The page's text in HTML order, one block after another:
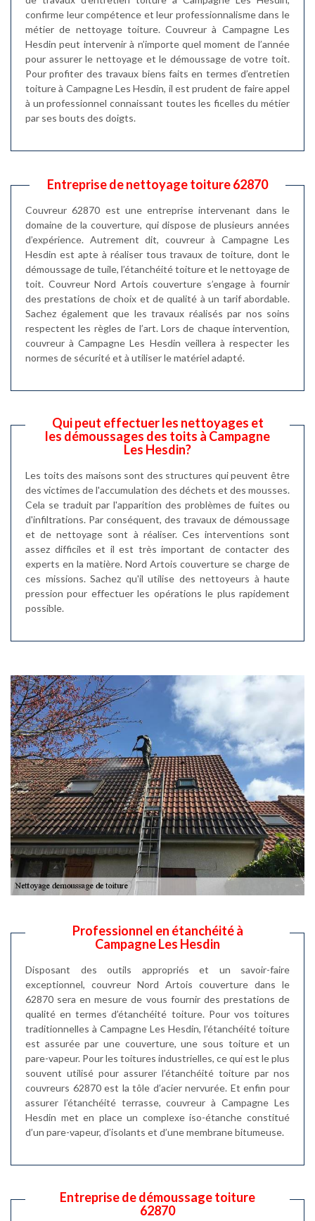
confirme leur compétence et leur professionnalisme dans le
métier de nettoyage toiture. Couvreur à Campagne Les
Hesdin peut intervenir à n’importe quel moment de l’année
pour assurer le nettoyage et le démoussage de votre toit.
Pour profiter des travaux biens faits en termes d’entretien
toiture à Campagne Les Hesdin, il est prudent de faire appel
à un professionnel connaissant toutes les ficelles du métier
par ses bouts des doigts.
Entreprise de nettoyage toiture 62870
Couvreur 62870 est une entreprise intervenant dans le
domaine de la couverture, qui dispose de plusieurs années
d’expérience. Autrement dit, couvreur à Campagne Les
Hesdin est apte à réaliser tous travaux de toiture, dont le
démoussage de tuile, l’étanchéité toiture et le nettoyage de
toit. Couvreur Nord Artois couverture s’engage à fournir
des prestations de choix et de qualité à un tarif abordable.
Sachez également que les travaux réalisés par nos soins
respectent les règles de l’art. Lors de chaque intervention,
couvreur à Campagne Les Hesdin veillera à respecter les
normes de sécurité et à utiliser le matériel adapté.
Qui peut effectuer les nettoyages et
les démoussages des toits à Campagne
Les Hesdin?
Les toits des maisons sont des structures qui peuvent être
des victimes de l'accumulation des déchets et des mousses.
Cela se traduit par l'apparition des problèmes de fuites ou
d'infiltrations. Par conséquent, des travaux de démoussage
et de nettoyage sont à réaliser. Ces interventions sont
assez difficiles et il est très important de contacter des
experts en la matière. Nord Artois couverture se charge de
ces missions. Sachez qu'il utilise des nettoyeurs à haute
pression pour effectuer les opérations le plus rapidement
possible.
Professionnel en étanchéité à
Campagne Les Hesdin
Disposant des outils appropriés et un savoir-faire
exceptionnel, couvreur Nord Artois couverture dans le
62870 sera en mesure de vous fournir des prestations de
qualité en termes d’étanchéité toiture. Pour vos toitures
traditionnelles à Campagne Les Hesdin, l’étanchéité toiture
est assurée par une couverture, une sous toiture et un
pare-vapeur. Pour les toitures industrielles, ce qui est le plus
souvent utilisé pour assurer l’étanchéité toiture par nos
couvreurs 62870 est la tôle d’acier nervurée. Et enfin pour
assurer l’étanchéité terrasse, couvreur à Campagne Les
Hesdin met en place un complexe iso-étanche constitué
d’un pare-vapeur, d’isolants et d’une membrane bitumeuse.
Entreprise de démoussage toiture
62870